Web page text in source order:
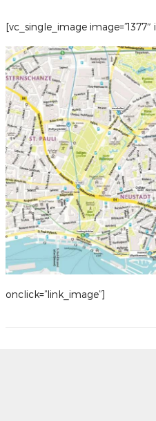
s
a
u
s
w
a
h
l
[vc_single_image image=”1377″
onclick=”link_image”]